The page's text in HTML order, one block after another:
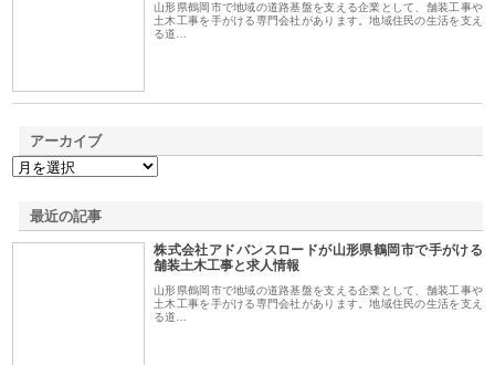
山形県鶴岡市で地域の道路基盤を支える企業として、舗装工事や
土木工事を手がける専門会社があります。地域住民の生活を支え
る道…
アーカイブ
最近の記事
株式会社アドバンスロードが山形県鶴岡市で手がける
舗装土木工事と求人情報
山形県鶴岡市で地域の道路基盤を支える企業として、舗装工事や
土木工事を手がける専門会社があります。地域住民の生活を支え
る道…